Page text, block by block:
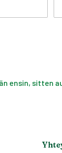
ensin, sitten